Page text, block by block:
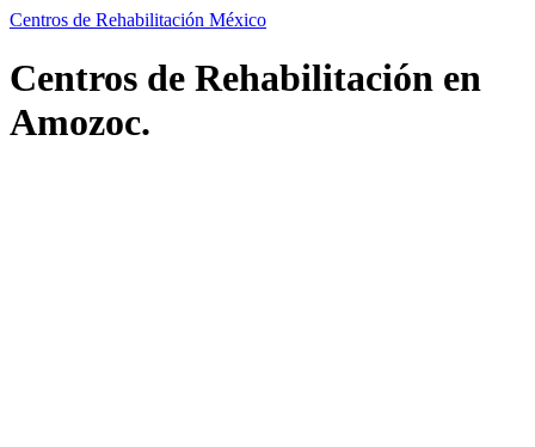
Centros de Rehabilitación México
Centros de Rehabilitación en
Amozoc.